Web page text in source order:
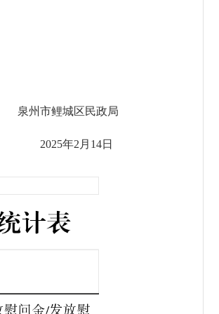
泉州市鲤城区民政局
2025年2月14日